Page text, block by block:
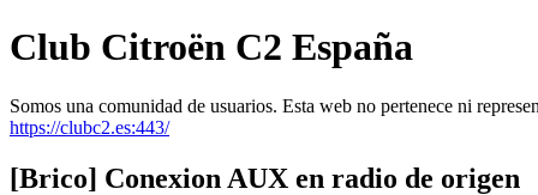
Club Citroën C2 España
Somos una comunidad de usuarios. Esta web no pertenece ni
https://clubc2.es:443/
[Brico] Conexion AUX en radio de origen